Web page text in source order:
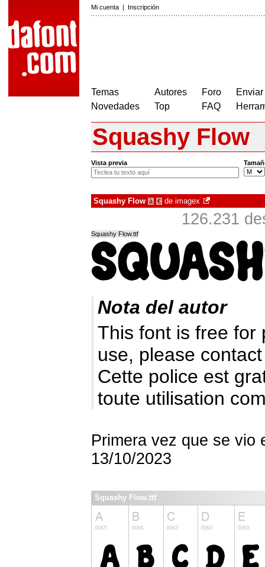
Mi cuenta | Inscripción
Temas
Novedades
Autores
Top
Foro
FAQ
Squashy Flow
Vista previa
Squashy Flow à € de imagex
126.231
Squashy Flow.ttf
Nota del autor
This font is free for
use, please
Cette police est
toute utilisation
Primera vez que se vio
13/10/2023
Squashy Flow.ttf